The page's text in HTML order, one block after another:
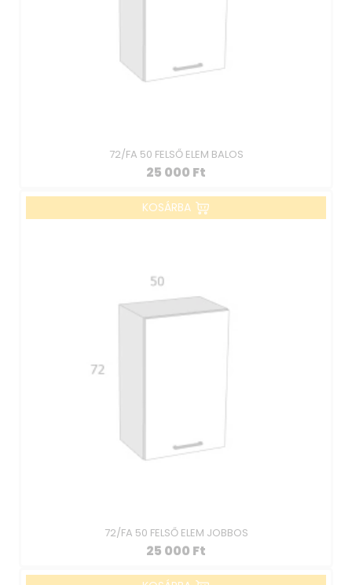
72/FA 50 FELSŐ ELEM BALOS
25 000 Ft
KOSÁRBA
72/FA 50 FELSŐ ELEM JOBBOS
25 000 Ft